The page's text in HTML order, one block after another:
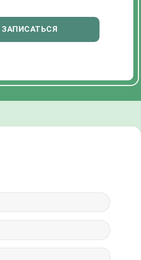
ЗАПИСАТЬСЯ